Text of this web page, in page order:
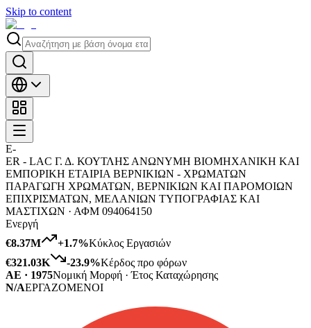
Skip to content
E-
ER - LAC Γ. Δ. ΚΟΥΤΛΗΣ ΑΝΩΝΥΜΗ BIOMHXANIKH ΚΑΙ
ΕΜΠΟΡΙΚΗ ΕΤΑΙΡΙΑ ΒΕΡΝΙΚΙΩΝ - ΧΡΩΜΑΤΩΝ
ΠΑΡΑΓΩΓΗ ΧΡΩΜΑΤΩΝ, ΒΕΡΝΙΚΙΩΝ ΚΑΙ ΠΑΡΟΜΟΙΩΝ
ΕΠΙΧΡΙΣΜΑΤΩΝ, ΜΕΛΑΝΙΩΝ ΤΥΠΟΓΡΑΦΙΑΣ ΚΑΙ
ΜΑΣΤΙΧΩΝ · ΑΦΜ 094064150
Ενεργή
€8.37M
+1.7%Κύκλος Εργασιών
€321.03K
-23.9%Κέρδος προ φόρων
ΑΕ · 1975Νομική Μορφή · Έτος Καταχώρησης
N/AΕΡΓΑΖΟΜΕΝΟΙ